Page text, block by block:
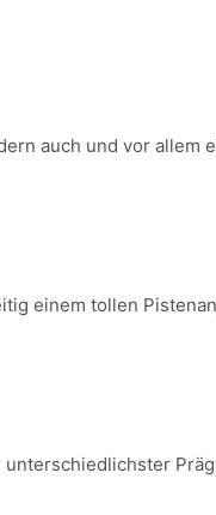
auch und vor allem
einem tollen